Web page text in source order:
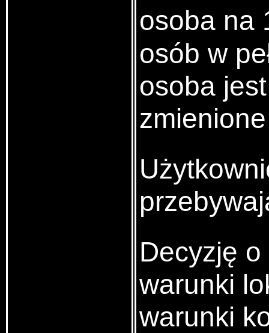
osoba na
osób w
osoba
Decyzję
warunki
warunki